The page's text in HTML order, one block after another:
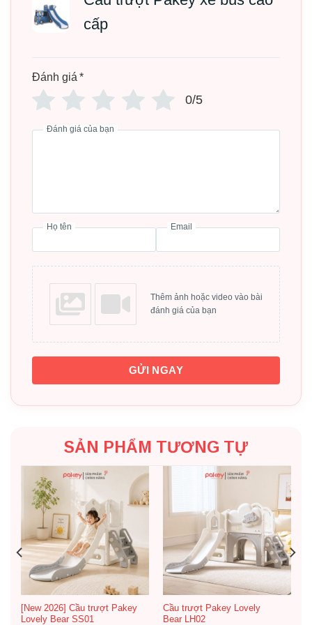
Thông tin sản phẩm
– Thương hiệu: Pakey Premium
– Kích thước: 200 x 61,5 x 98 (cm)
– Tải trọng: Tối đa 100kg
– Bảo hành: Trọn đời (ốc chốt)
cấp
Đánh giá *
0/5
Đánh giá của bạn
Họ tên Email
Thêm ảnh hoặc video vào bài
đánh giá của bạn
GỬI NGAY
SẢN PHẨM TƯƠNG TỰ
[New 2026] Cầu trượt Pakey
Lovely Bear SS01
Cầu trượt Pakey Lovely
Bear LH02